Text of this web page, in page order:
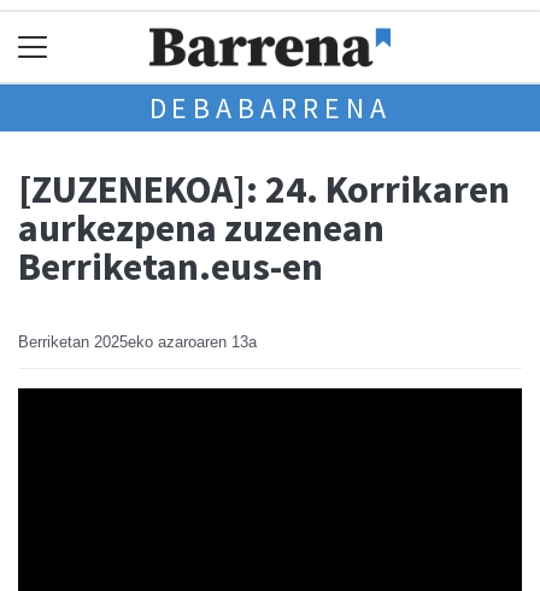
DEBABARRENA
[ZUZENEKOA]: 24. Korrikaren
aurkezpena zuzenean
Berriketan.eus-en
Berriketan 2025eko azaroaren 13a